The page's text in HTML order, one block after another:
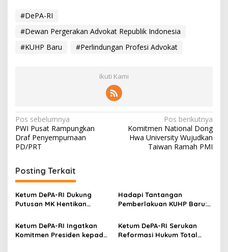
#DePA-RI
#Dewan Pergerakan Advokat Republik Indonesia
#KUHP Baru
#Perlindungan Profesi Advokat
Ikuti Kami
N
a
v
i
g
a
s
i
p
Pos sebelumnya
PWI Pusat Rampungkan
Draf Penyempurnaan
PD/PRT
Pos berikutnya
Komitmen National Dong
Hwa University Wujudkan
Taiwan Ramah PMI
Posting Terkait
Ketum DePA-RI Dukung
Putusan MK Hentikan
Hadapi Tantangan
Pemberlakuan KUHP Baru:
Persepsi
Ketum DePA-RI Ingatkan
Komitmen Presiden kepada
Ketum DePA-RI Serukan
Reformasi Hukum Total